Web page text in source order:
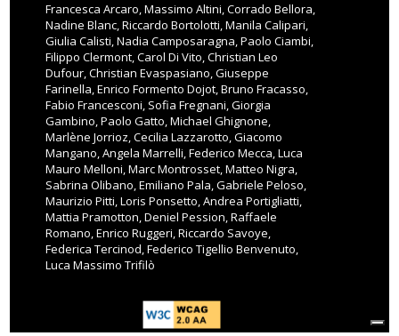
Francesca Arcaro, Massimo Altini, Corrado Bellora,
Nadine Blanc, Riccardo Bortolotti, Manila Calipari,
Giulia Calisti, Nadia Camposaragna, Paolo Ciambi,
Filippo Clermont, Carol Di Vito, Christian Leo
Dufour, Christian Evaspasiano, Giuseppe
Farinella, Enrico Formento Dojot, Bruno Fracasso,
Fabio Francesconi, Sofia Fregnani, Giorgia
Gambino, Paolo Gatto, Michael Ghignone,
Marlène Jorrioz, Cecilia Lazzarotto, Giacomo
Mangano, Angela Marrelli, Federico Mecca, Luca
Mauro Melloni, Marc Montrosset, Matteo Nigra,
Sabrina Olibano, Emiliano Pala, Gabriele Peloso,
Maurizio Pitti, Loris Ponsetto, Andrea Portigliatti,
Mattia Pramotton, Deniel Pession, Raffaele
Romano, Enrico Ruggeri, Riccardo Savoye,
Federica Tercinod, Federico Tigellio Benvenuto,
Luca Massimo Trifilò